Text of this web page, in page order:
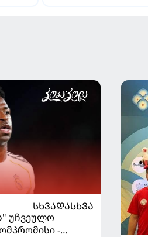
ᲡᲮᲕᲐᲓᲐᲡᲮᲕᲐ
უჩვეულო
-